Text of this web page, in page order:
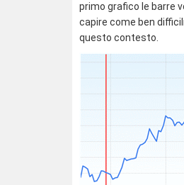
primo grafico le barre
capire come ben
questo contesto.